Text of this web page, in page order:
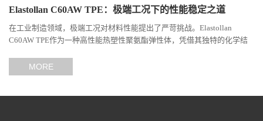
Elastollan C60AW TPE：极端工况下的性能稳定之道
在工业制造领域，极端工况对材料性能提出了严苛挑战。Elastollan
C60AW TPE作为一种高性能热塑性聚氨酯弹性体，凭借其独特的化学结
MORE